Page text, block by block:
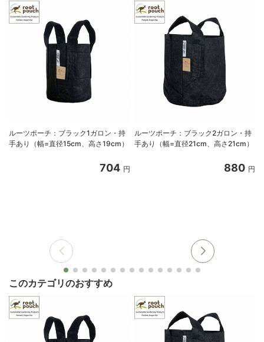
ルーツポーチ：ブラック1ガロン・持
手あり（幅=直径15cm、高さ19cm）
704 円
ルーツポーチ：ブラック2ガロン・持
手あり（幅=直径21cm、高さ21cm）
880 円
このカテゴリのおすすめ